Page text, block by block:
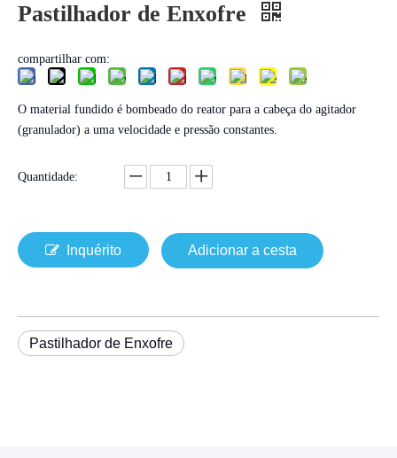
Pastilhador de Enxofre
compartilhar com:
O material fundido é bombeado do reator para a cabeça do agitador
(granulador) a uma velocidade e pressão constantes.
Quantidade:
Inquérito Adicionar a cesta
Pastilhador de Enxofre